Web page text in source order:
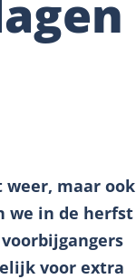
maar ook
we in de herfst
voor extra